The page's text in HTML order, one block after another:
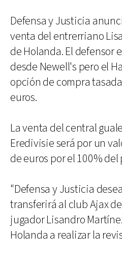
Defensa y Justicia
venta del entrerriano
de Holanda. El defensor
desde Newell's pero el
opción de compra
euros.
La venta del central
Eredivisie será por un
de euros por el 100% del
"Defensa y Justicia
transferirá al club Ajax
jugador Lisandro
Holanda a realizar la